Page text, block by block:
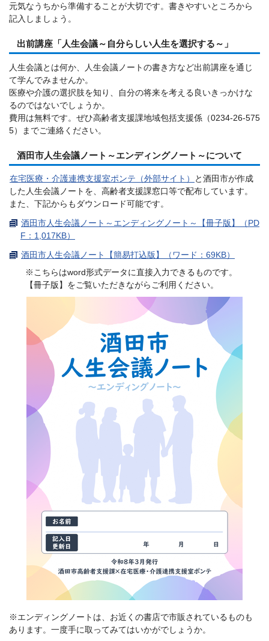
元気なうちから準備することが大切です。書きやすいところから
記入しましょう。
出前講座「人生会議～自分らしい人生を選択する～」
人生会議とは何か、人生会議ノートの書き方など出前講座を通じ
て学んでみませんか。
医療や介護の選択肢を知り、自分の将来を考える良いきっかけな
るのではないでしょうか。
費用は無料です。ぜひ高齢者支援課地域包括支援係（0234-26-575
5）までご連絡ください。
酒田市人生会議ノート～エンディングノート～について
在宅医療・介護連携支援室ポンテ（外部サイト）
と酒田市が作成
した人生会議ノートを、高齢者支援課窓口等で配布しています。
また、下記からもダウンロード可能です。
酒田市人生会議ノート～エンディングノート～【冊子版】（PD
F：1,017KB）
酒田市人生会議ノート【簡易打込版】（ワード：69KB）
※こちらはword形式データに直接入力できるものです。
【冊子版】をご覧いただきながらご利用ください。
※エンディングノートは、お近くの書店で市販されているものも
あります。一度手に取ってみてはいかがでしょうか。